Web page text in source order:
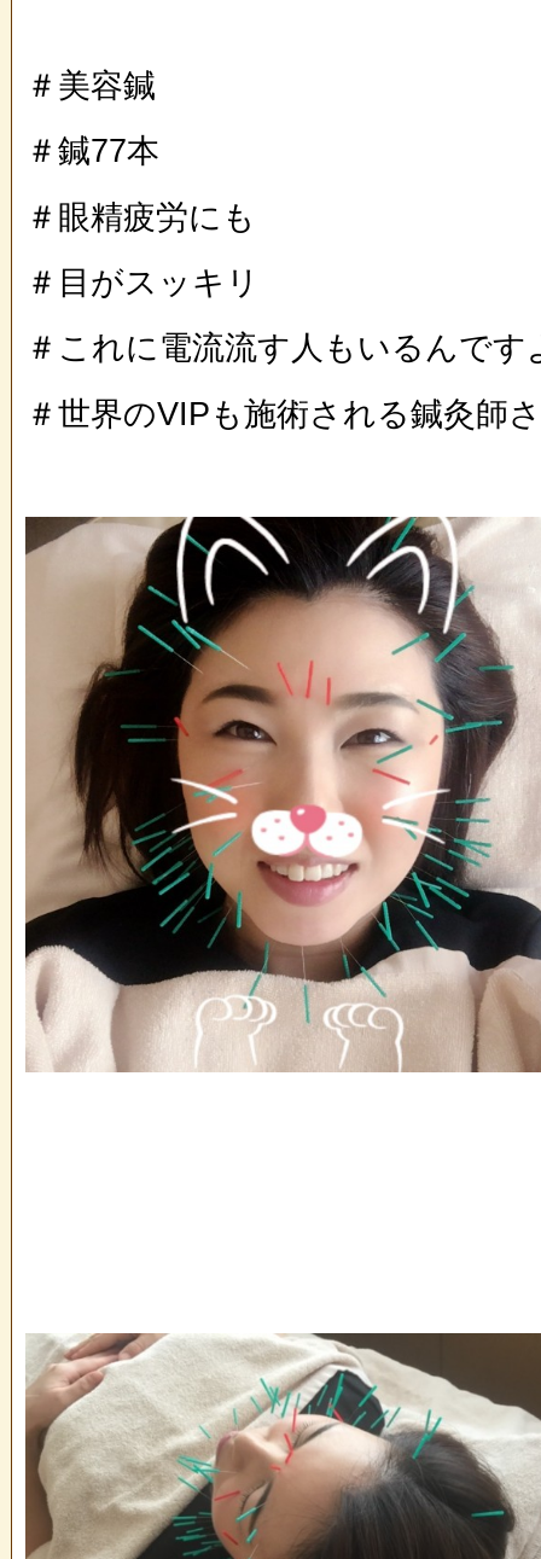
＃美容鍼
＃鍼77本
＃眼精疲労にも
＃目がスッキリ
＃これに電流流す人もいるんです
＃世界のVIPも施術される鍼灸師